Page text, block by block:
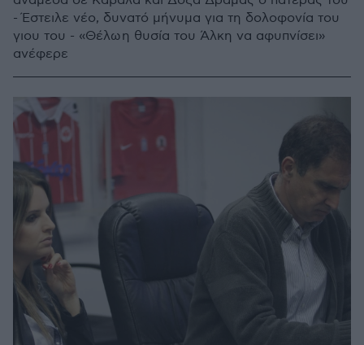
- Έστειλε νέο, δυνατό μήνυμα για τη δολοφονία του
γιου του - «Θέλω η θυσία του Άλκη να αφυπνίσει»
ανέφερε